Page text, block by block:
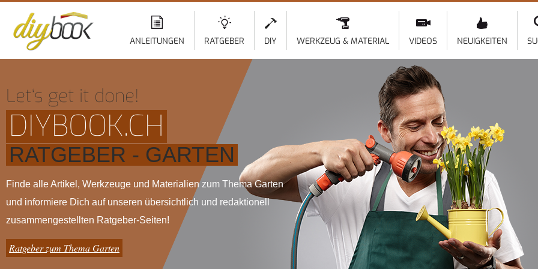
ANLEITUNGEN RATGEBER DIY WERKZEUG & MATERIAL VIDEOS NEUIGKEITEN
Let‘s get it done!
DIYBOOK.CH
RATGEBER - GARTEN
Finde alle Artikel, Werkzeuge und Materialien zum Thema Garten
und informiere Dich auf unseren übersichtlich und redaktionell
zusammengestellten Ratgeber-Seiten!
Ratgeber zum Thema Garten